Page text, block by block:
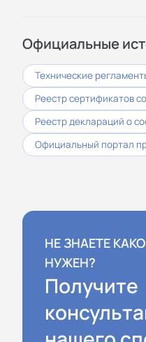
Официальные
Технические
Реестр сертификатов
Реестр деклараций о
Официальный портал
НЕ ЗНАЕТЕ
НУЖЕН?
Получите